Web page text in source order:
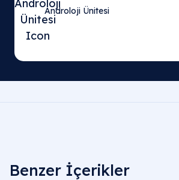
Androloji Ünitesi
Benzer İçerikler